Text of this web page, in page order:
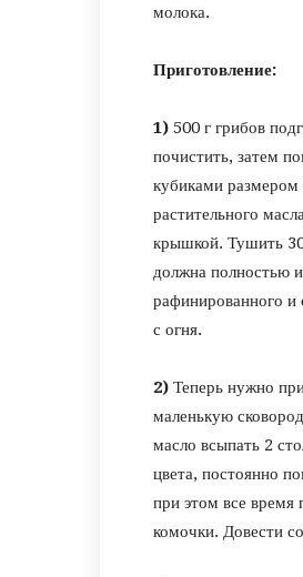
молока.
Приготовление:
1) 500 г грибов
почистить, затем
кубиками
растительного
крышкой. Тушить
должна полностью
рафинированного
с огня.
2) Теперь нужно
маленькую
масло всыпать 2
цвета, постоянно
при этом все время
комочки. Довести